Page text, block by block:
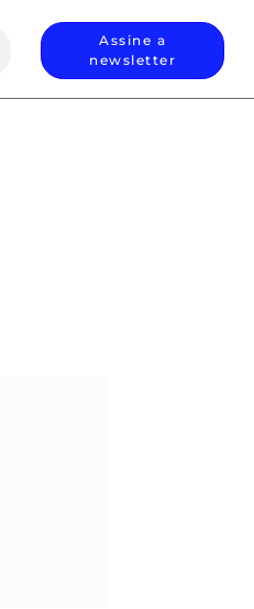
Assine a
newsletter